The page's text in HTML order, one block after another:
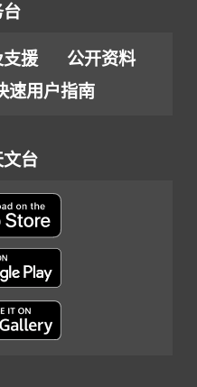
台
援
公开资料
速用户指南
台